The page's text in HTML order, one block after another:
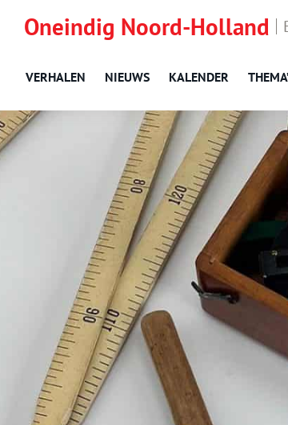
Oneindig Noord-Holland
VERHALEN NIEUWS KALENDER